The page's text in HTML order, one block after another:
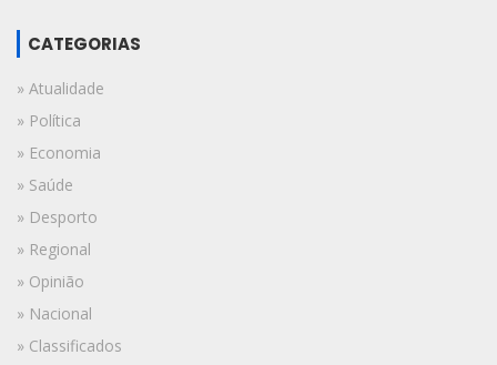
CATEGORIAS
» Atualidade
» Política
» Economia
» Saúde
» Desporto
» Regional
» Opinião
» Nacional
» Classificados